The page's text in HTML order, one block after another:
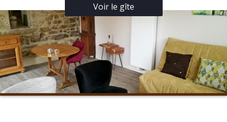
Voir le gîte